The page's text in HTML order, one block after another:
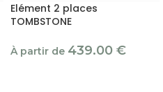
Elément 2 places
TOMBSTONE
À partir de 439.00 €